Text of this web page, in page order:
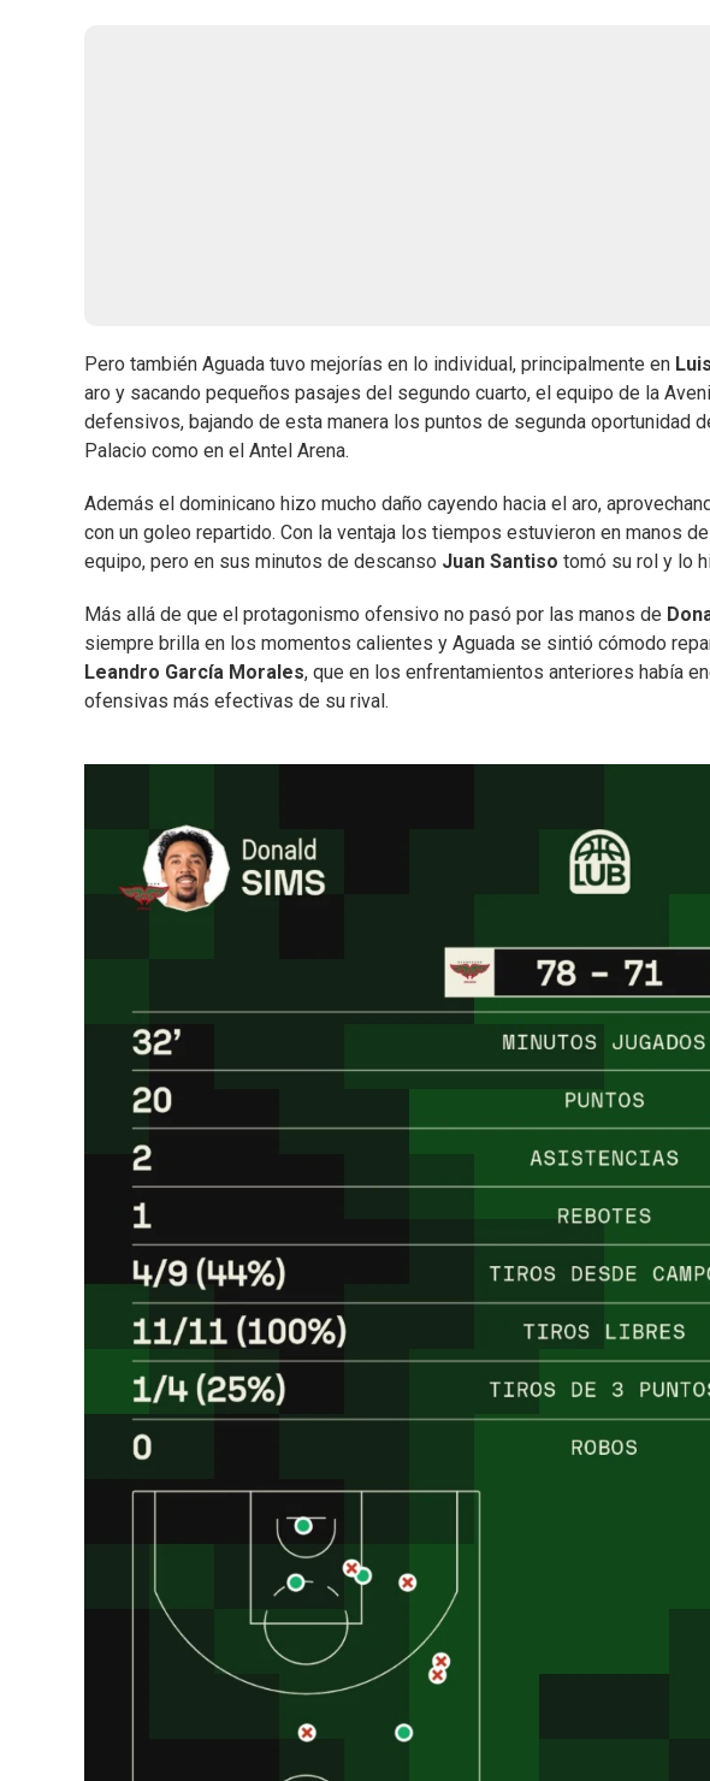
Pero también Aguada tuvo mejorías en lo individual, principalmente en
aro y sacando pequeños pasajes del segundo cuarto, el equipo de la
defensivos, bajando de esta manera los puntos de segunda oportunidad
Palacio como en el Antel Arena.
Además el dominicano hizo mucho daño cayendo hacia el aro,
con un goleo repartido. Con la ventaja los tiempos estuvieron en manos de
equipo, pero en sus minutos de descanso Juan Santiso tomó su rol y lo
Más allá de que el protagonismo ofensivo no pasó por las manos de
siempre brilla en los momentos calientes y Aguada se sintió cómodo
Leandro García Morales, que en los enfrentamientos anteriores había
ofensivas más efectivas de su rival.